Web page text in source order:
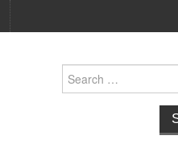
Search
for: